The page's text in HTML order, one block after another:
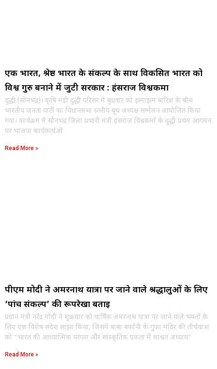
एक भारत, श्रेष्ठ भारत के संकल्प के साथ विकसित भारत को
विश्व गुरु बनाने में जुटी सरकार : हंसराज विश्वकर्मा
दुद्धी (सोनभद्र)। कृषि मंडी दुद्धी परिसर में बुधवार को झमाझम बारिश के बीच
भारतीय जनता पार्टी का विधानसभा स्तरीय बूथ अध्यक्ष सम्मेलन आयोजित किया
गया। कार्यक्रम में सोनभद्र जिला प्रभारी मंत्री हंसराज विश्वकर्मा के दुद्धी प्रथम आगमन
पर भाजपा कार्यकर्ताओं
Read More »
पीएम मोदी ने अमरनाथ यात्रा पर जाने वाले श्रद्धालुओं के लिए
‘पांच संकल्प’ की रूपरेखा बताई
प्रधान मंत्री नरेंद्र मोदी ने शुक्रवार को वार्षिक अमरनाथ यात्रा पर जाने वाले भक्तों के
लिए एक विशेष संदेश साझा किया, जिसमें बाबा बर्फानी के गुफा मंदिर की तीर्थयात्रा
को “भारत की आध्यात्मिक परंपरा और सांस्कृतिक एकता में शाश्वत अध्याय”
Read More »